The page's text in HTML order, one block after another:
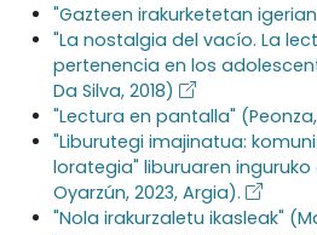
"Gazteen irakurketetan
"La nostalgia del vacío. La
pertenencia en los
Da Silva, 2018)
"Lectura en pantalla" (Peonza,
"Liburutegi imajinatua:
lorategia" liburuaren inguruko
Oyarzún, 2023, Argia).
"Nola irakurzaletu ikasleak"